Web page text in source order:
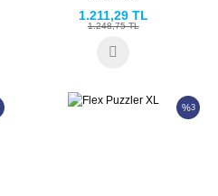
1.211,29 TL
1.248,75 TL
%3